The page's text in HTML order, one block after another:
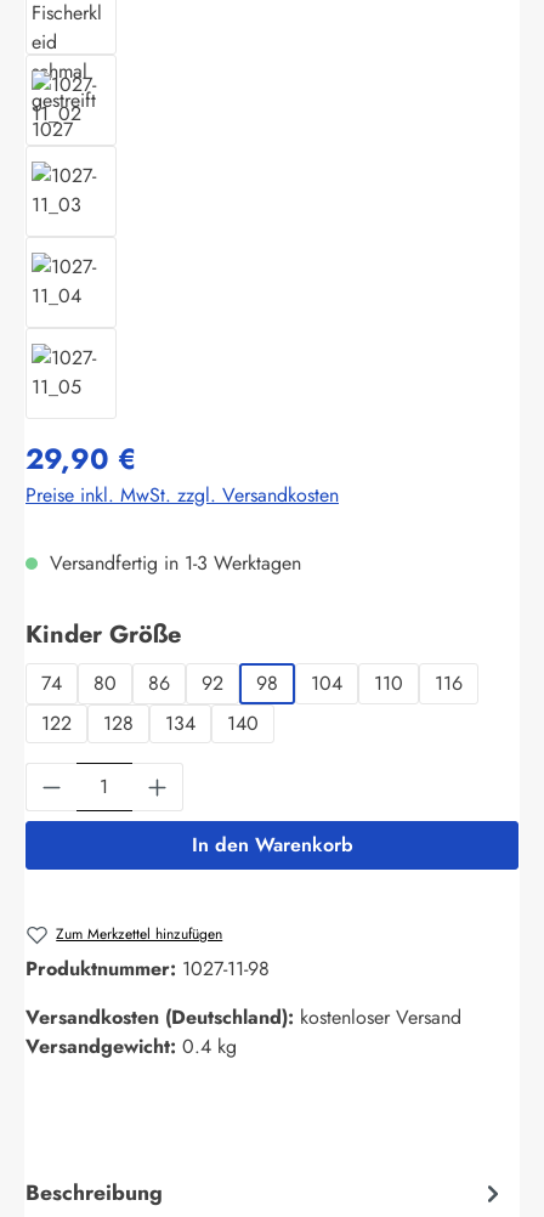
29,90 €
Preise inkl. MwSt. zzgl. Versandkosten
Versandfertig in 1-3 Werktagen
Kinder Größeauswählen
74 80 86 92 98 104 110
116
122
128 134 140
Produkt Anzahl: Gib den gewünschten
In den Warenkorb
Zum Merkzettel hinzufügen
Produktnummer: 1027-11-98
Versandkosten (Deutschland): kostenloser Versand
Versandgewicht: 0.4 kg
Beschreibung